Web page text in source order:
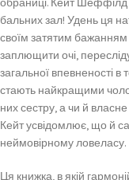
бальних зал! Удень ця
своїм затятим бажанням
заплющити очі,
загальної впевненості
стають найкращими
них сестру, а чи й
Кейт усвідомлює, що й
неймовірному ловеласу.
Ця книжка, в якій